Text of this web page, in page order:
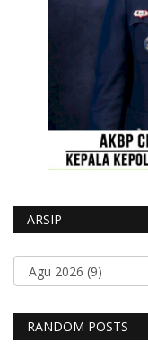
ARSIP
RANDOM POSTS